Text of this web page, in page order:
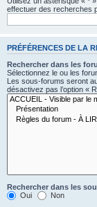
effectuer des recherches
PRÉFÉRENCES DE LA
Rechercher dans les
Sélectionnez le ou les
Les sous-forums seront
désactivez pas l’option «
Rechercher dans les
Oui
Non